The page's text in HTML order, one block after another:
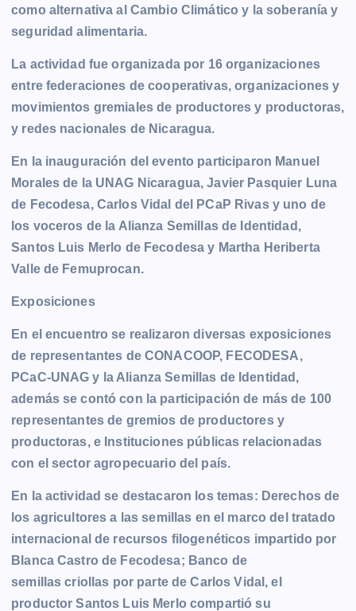
como alternativa al Cambio Climático y la soberanía y
seguridad alimentaria.
La actividad fue organizada por 16 organizaciones
entre federaciones de cooperativas, organizaciones y
movimientos gremiales de productores y productoras,
y redes nacionales de Nicaragua.
En la inauguración del evento participaron Manuel
Morales de la UNAG Nicaragua, Javier Pasquier Luna
de Fecodesa, Carlos Vidal del PCaP Rivas y uno de
los voceros de la Alianza Semillas de Identidad,
Santos Luis Merlo de Fecodesa y Martha Heriberta
Valle de Femuprocan.
Exposiciones
En el encuentro se realizaron diversas exposiciones
de representantes de CONACOOP, FECODESA,
PCaC-UNAG y la Alianza Semillas de Identidad,
además se contó con la participación de más de 100
representantes de gremios de productores y
productoras, e Instituciones públicas relacionadas
con el sector agropecuario del país.
En la actividad se destacaron los temas: Derechos de
los agricultores a las semillas en el marco del tratado
internacional de recursos filogenéticos impartido por
Blanca Castro de Fecodesa; Banco de
semillas criollas por parte de Carlos Vidal, el
productor Santos Luis Merlo compartió su